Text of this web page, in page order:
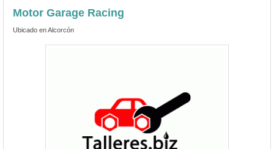
Motor Garage Racing
Ubicado en Alcorcón